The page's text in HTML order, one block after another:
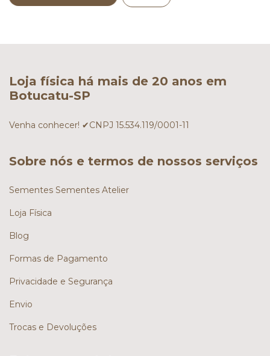
Loja física há mais de 20 anos em
Botucatu-SP
Venha conhecer! ✔CNPJ 15.534.119/0001-11
Sobre nós e termos de nossos serviços
Sementes Sementes Atelier
Loja Física
Blog
Formas de Pagamento
Privacidade e Segurança
Envio
Trocas e Devoluções